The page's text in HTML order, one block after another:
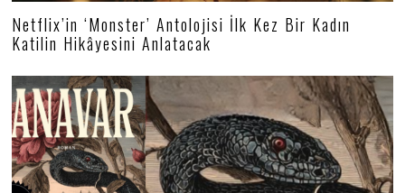
Netflix’in ‘Monster’ Antolojisi İlk Kez Bir Kadın
Katilin Hikâyesini Anlatacak